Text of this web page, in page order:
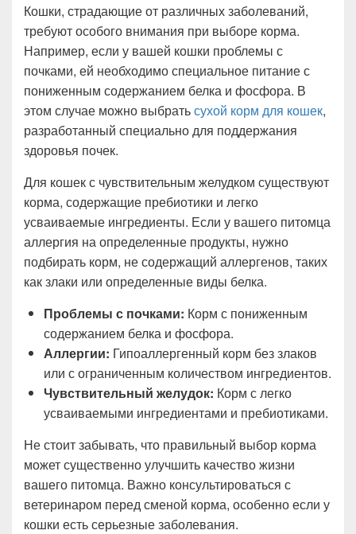
Кошки, страдающие от различных заболеваний,
требуют особого внимания при выборе корма.
Например, если у вашей кошки проблемы с
почками, ей необходимо специальное питание с
пониженным содержанием белка и фосфора. В
этом случае можно выбратьсухой корм для кошек,
разработанный специально для поддержания
здоровья почек.
Для кошек с чувствительным желудком существуют
корма, содержащие пребиотики и легко
усваиваемые ингредиенты. Если у вашего питомца
аллергия на определенные продукты, нужно
подбирать корм, не содержащий аллергенов, таких
как злаки или определенные виды белка.
Проблемы с почками: Корм с пониженным
содержанием белка и фосфора.
Аллергии: Гипоаллергенный корм без злаков
или с ограниченным количеством ингредиентов.
Чувствительный желудок: Корм с легко
усваиваемыми ингредиентами и пребиотиками.
Не стоит забывать, что правильный выбор корма
может существенно улучшить качество жизни
вашего питомца. Важно консультироваться с
ветеринаром перед сменой корма, особенно если у
кошки есть серьезные заболевания.